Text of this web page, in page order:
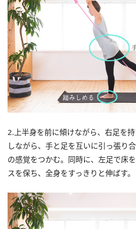
2.上半身を前に傾けながら、右足を
しながら、手と足を互いに引っ張り
の感覚をつかむ。同時に、左足で床
スを保ち、全身をすっきりと伸ばす。